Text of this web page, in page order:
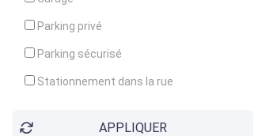
Parking privé
Parking sécurisé
Stationnement dans la rue
APPLIQUER